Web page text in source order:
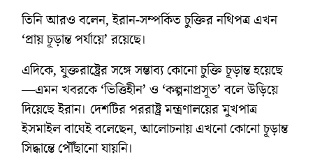
তিনি আরও বলেন, ইরান-সম্পর্কিত চুক্তির নথিপত্র এখন
‘প্রায় চূড়ান্ত পর্যায়ে’ রয়েছে।
এদিকে, যুক্তরাষ্ট্রের সঙ্গে সম্ভাব্য কোনো চুক্তি চূড়ান্ত হয়েছে
—এমন খবরকে ‘ভিত্তিহীন’ ও ‘কল্পনাপ্রসূত’ বলে উড়িয়ে
দিয়েছে ইরান। দেশটির পররাষ্ট্র মন্ত্রণালয়ের মুখপাত্র
ইসমাইল বাঘেই বলেছেন, আলোচনায় এখনো কোনো চূড়ান্ত
সিদ্ধান্তে পৌঁছানো যায়নি।